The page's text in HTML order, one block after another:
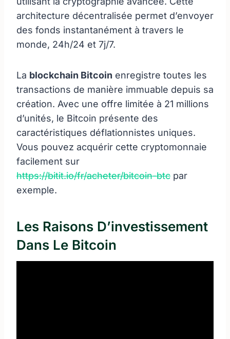
architecture décentralisée permet d’envoyer
des fonds instantanément à travers le
monde, 24h/24 et 7j/7.
La blockchain Bitcoin enregistre toutes les
transactions de manière immuable depuis sa
création. Avec une offre limitée à 21 millions
d’unités, le Bitcoin présente des
caractéristiques déflationnistes uniques.
Vous pouvez acquérir cette cryptomonnaie
facilement sur
https://bitit.io/fr/acheter/bitcoin-btc par
exemple.
Les Raisons D’investissement
Dans Le Bitcoin